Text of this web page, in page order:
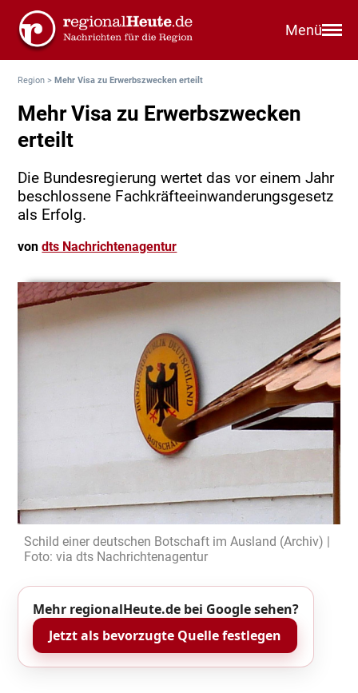
Menü
Region >Mehr Visa zu Erwerbszwecken erteilt
Mehr Visa zu Erwerbszwecken
erteilt
Die Bundesregierung wertet das vor einem Jahr
beschlossene Fachkräfteeinwanderungsgesetz
als Erfolg.
vondts Nachrichtenagentur
Schild einer deutschen Botschaft im Ausland (Archiv) |
Foto: via dts Nachrichtenagentur
Mehr regionalHeute.de bei Google sehen?
Jetzt als bevorzugte Quelle festlegen